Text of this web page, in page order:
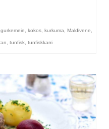
gurkemeie, kokos, kurkuma, Maldivene,
, tunfisk, tunfiskkarri